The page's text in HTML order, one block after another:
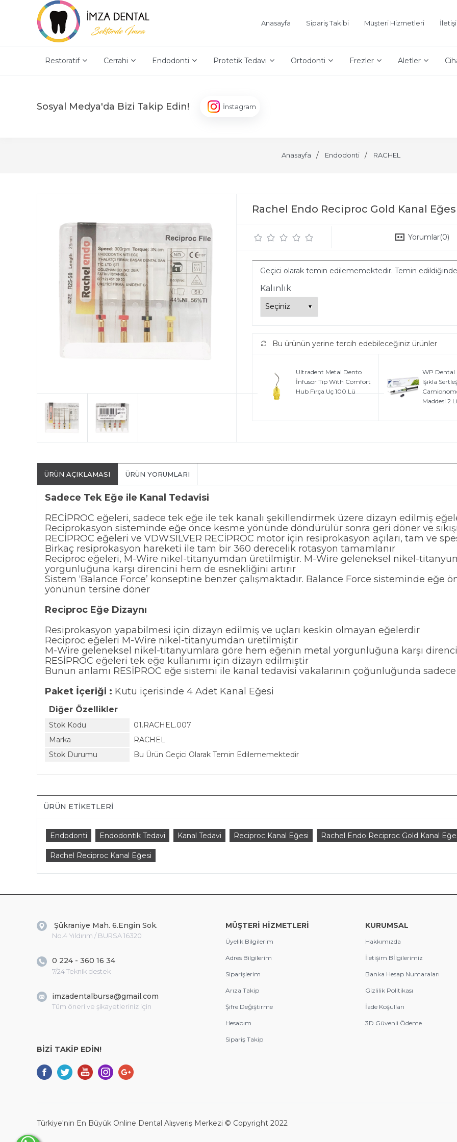
Anasayfa Sipariş Takibi Müşteri Hizmetleri
Restoratif Cerrahi Endodonti Protetik Tedavi Ortodonti Frezler Aletler
Sosyal Medya'da Bizi Takip Edin! İnstagram
Anasayfa Endodonti RACHEL
Rachel Endo Reciproc Gold Kanal
Yorumlar(0)
Geçici olarak temin edilememektedir. Temin edildiğinde
Kalınlık
Bu ürünün yerine tercih edebileceğiniz ürünler
Ultradent Metal Dento
İnfusor Tip With Comfort
Hub Fırça Uç 100 Lü
WP Dental
Işıkla
Maddesi 2 Li
ÜRÜN AÇIKLAMASI ÜRÜN YORUMLARI
Sadece Tek Eğe ile Kanal Tedavisi
RECİPROC eğeleri, sadece tek eğe ile tek kanalı şekillendirmek üzere dizayn edilmiş
Reciprokasyon sisteminde eğe önce kesme yönünde döndürülür sonra geri döner ve
RECİPROC eğeleri ve VDW.SILVER RECİPROC motor için resiprokasyon açıları, tam ve
Birkaç resiprokasyon hareketi ile tam bir 360 derecelik rotasyon tamamlanır
Reciproc eğeleri, M-Wire nikel-titanyumdan üretilmiştir. M-Wire geleneksel nikel-
yorgunluğuna karşı direncini hem de esnekliğini artırır
Sistem ‘Balance Force’ konseptine benzer çalışmaktadır. Balance Force sisteminde eğe
yönünün tersine döner
Reciproc Eğe Dizaynı
Resiprokasyon yapabilmesi için dizayn edilmiş ve uçları keskin olmayan eğelerdir
Reciproc eğeleri M-Wire nikel-titanyumdan üretilmiştir
M-Wire geleneksel nikel-titanyumlara göre hem eğenin metal yorgunluğuna karşı direnci
RESİPROC eğeleri tek eğe kullanımı için dizayn edilmiştir
Bunun anlamı RESİPROC eğe sistemi ile kanal tedavisi vakalarının çoğunluğunda
Paket İçeriği : Kutu içerisinde 4 Adet Kanal Eğesi
Diğer Özellikler
Stok Kodu
01.RACHEL.007
Marka
RACHEL
Stok Durumu
Bu Ürün Geçici Olarak Temin Edilememektedir
ÜRÜN ETIKETLERI
Endodonti Endodontik Tedavi Kanal Tedavi Reciproc Kanal Eğesi Rachel Endo Reciproc Gold Kanal
Rachel Reciproc Kanal Eğesi
Şükraniye Mah. 6.Engin Sok.
No.4 Yıldırım / BURSA 16320
0 224 - 360 16 34
7/24 Teknik destek
imzadentalbursa@gmail.com
Tüm öneri ve şikayetleriniz için
BİZİ TAKİP EDİN!
MÜŞTERİ HİZMETLERİ
Üyelik Bilgilerim
Adres Bilgilerim
Siparişlerim
Arıza Takip
Şifre Değiştirme
Hesabım
Sipariş Takip
KURUMSAL
Hakkımızda
İletişim Bİlgilerimiz
Banka Hesap Numaraları
Gizlilik Politikası
İade Koşulları
3D Güvenli Ödeme
Türkiye'nin En Büyük Online Dental Alışveriş Merkezi © Copyright 2022